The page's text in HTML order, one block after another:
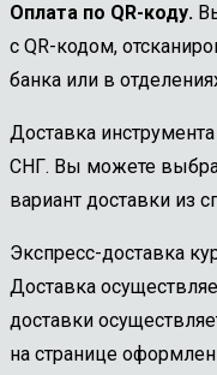
Оплата по QR-коду.
с QR-кодом,
банка или в
Доставка
СНГ. Вы можете
вариант доставки из
Экспресс-доставка
Доставка
доставки
на странице